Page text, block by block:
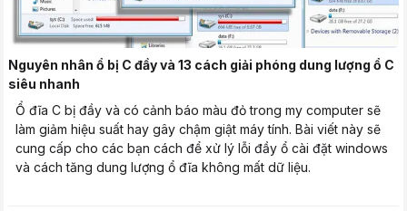
Nguyên nhân ổ bị C đầy và 13 cách giải phóng dung lượng ổ C
siêu nhanh
Ổ đĩa C bị đầy và có cảnh báo màu đỏ trong my computer sẽ
làm giảm hiệu suất hay gây chậm giật máy tính. Bài viết này sẽ
cung cấp cho các bạn cách để xử lý lỗi đầy ổ cài đặt windows
và cách tăng dung lượng ổ đĩa không mất dữ liệu.